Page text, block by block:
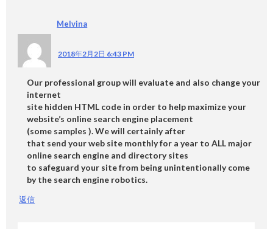
Melvina
2018年2月2日 6:43 PM
Our professional group will evaluate and also change your
internet
site hidden HTML code in order to help maximize your
website’s online search engine placement
(some samples ). We will certainly after
that send your web site monthly for a year to ALL major
online search engine and directory sites
to safeguard your site from being unintentionally come
by the search engine robotics.
返信